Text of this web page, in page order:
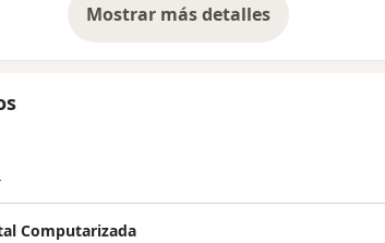
Mostrar más detalles
sobre la experiencia
Computarizada